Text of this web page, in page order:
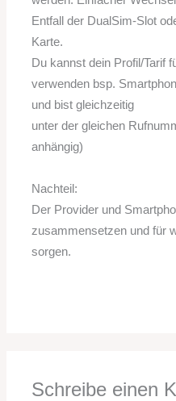
Entfall der DualSim-Slot
Karte.
Du kannst dein Profil/Tarif
verwenden bsp.
und bist gleichzeitig
unter der gleichen
anhängig)
Nachteil:
Der Provider und
zusammensetzen und für
sorgen.
Schreibe einen